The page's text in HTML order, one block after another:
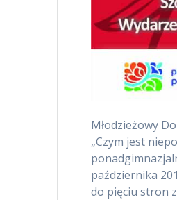
Młodzieżowy
„Czym jest
października
do pięciu stron